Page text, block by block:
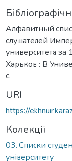
Алфавитный
слушателей
университета за
Харьков : В
с.
URI
https://
Колекції
03. Списки
університету